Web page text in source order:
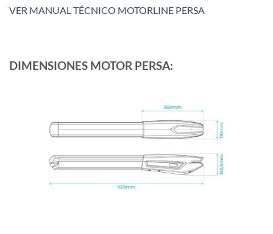
VER MANUAL TÉCNICO MOTORLINE PERSA
DIMENSIONES MOTOR PERSA: